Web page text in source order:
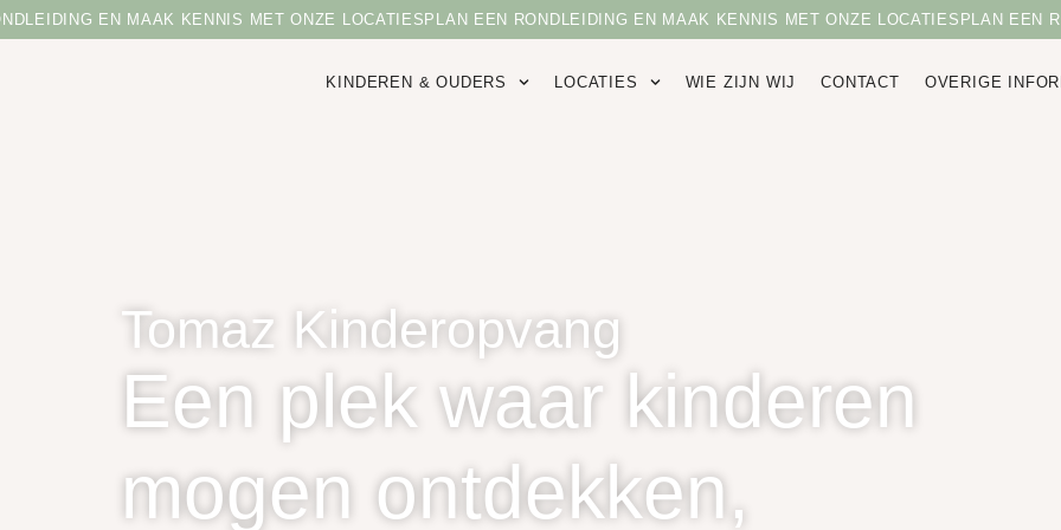
EN MAAK KENNIS MET ONZE LOCATIES PLAN EEN RONDLEIDING EN MAAK KENNIS MET ONZE LOCATIES PLAN EEN
KINDEREN & OUDERS LOCATIES WIE ZIJN WIJ CONTACT OVERIGE
Tomaz Kinderopvang
Een plek waar kinderen
mogen ontdekken,